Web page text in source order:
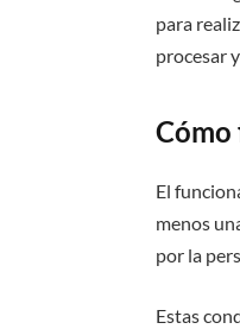
para
procesar
El
menos
por la
Estas